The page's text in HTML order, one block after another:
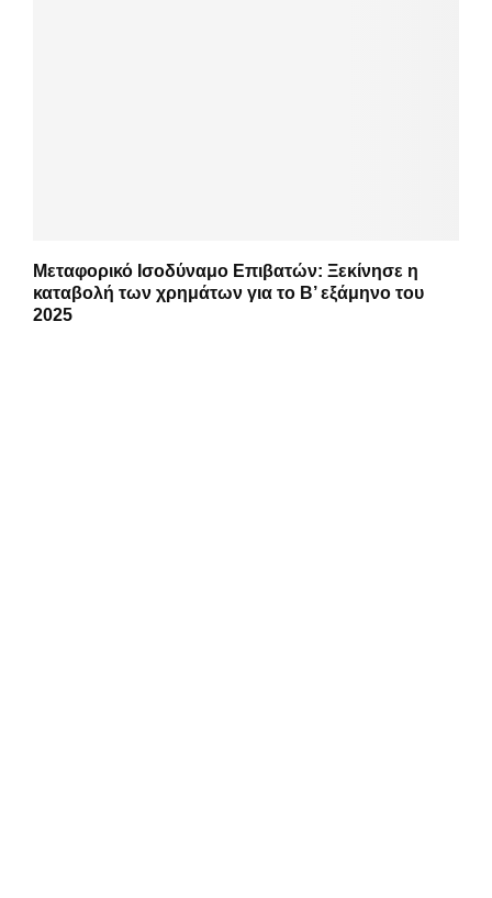
Μεταφορικό Ισοδύναμο Επιβατών: Ξεκίνησε η
καταβολή των χρημάτων για το Β’ εξάμηνο του
2025